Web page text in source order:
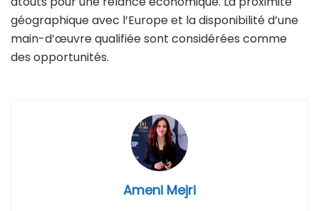
géographique avec l’Europe et la disponibilité d’une
main-d’œuvre qualifiée sont considérées comme
des opportunités.
Ameni Mejri